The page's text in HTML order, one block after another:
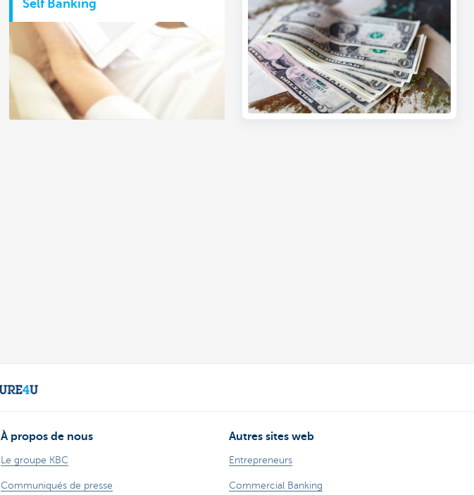
Self Banking
À propos de nous
Le groupe KBC
Communiqués de presse
Autres sites web
Entrepreneurs
Commercial Banking